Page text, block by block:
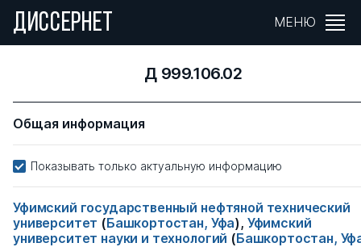
ДИССЕРНЕТ МЕНЮ
Д 999.106.02
Общая информация
Показывать только актуальную информацию
Уфимский государственный нефтяной технический
университет (Башкортостан, Уфа), Уфимский
университет науки и технологий (Башкортостан,